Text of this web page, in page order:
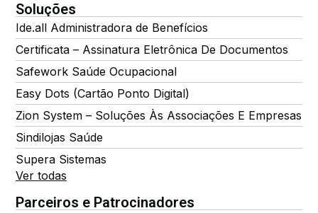
Soluções
Ide.all Administradora de Benefícios
Certificata – Assinatura Eletrônica De Documentos
Safework Saúde Ocupacional
Easy Dots (Cartão Ponto Digital)
Zion System – Soluções Às Associações E Empresas
Sindilojas Saúde
Supera Sistemas
Ver todas
Parceiros e Patrocinadores